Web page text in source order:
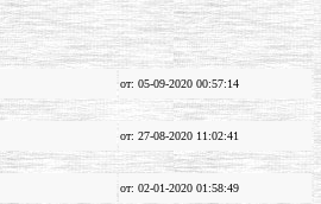
от: 05-09-2020 00:57:14
от: 27-08-2020 11:02:41
от: 02-01-2020 01:58:49